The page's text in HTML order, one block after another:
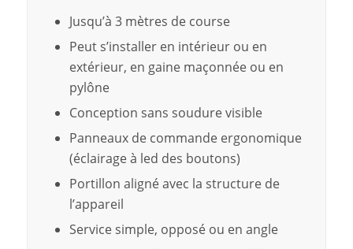
Jusqu’à 3 mètres de course
Peut s’installer en intérieur ou en
extérieur, en gaine maçonnée ou en
pylône
Conception sans soudure visible
Panneaux de commande ergonomique
(éclairage à led des boutons)
Portillon aligné avec la structure de
l’appareil
Service simple, opposé ou en angle